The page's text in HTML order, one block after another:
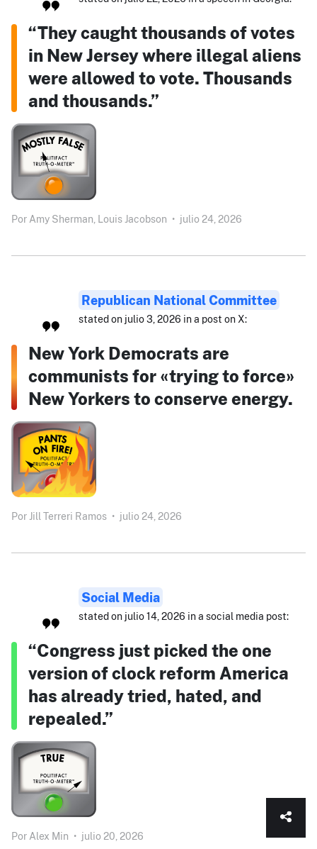
“They caught thousands of votes
in New Jersey where illegal aliens
were allowed to vote. Thousands
and thousands.”
Por Amy Sherman, Louis Jacobson • julio 24, 2026
Republican National Committee
stated on julio 3, 2026 in a post on X:
New York Democrats are
communists for «trying to force»
New Yorkers to conserve energy.
Por Jill Terreri Ramos • julio 24, 2026
Social Media
stated on julio 14, 2026 in a social media post:
“Congress just picked the one
version of clock reform America
has already tried, hated, and
repealed.”
Por Alex Min • julio 20, 2026